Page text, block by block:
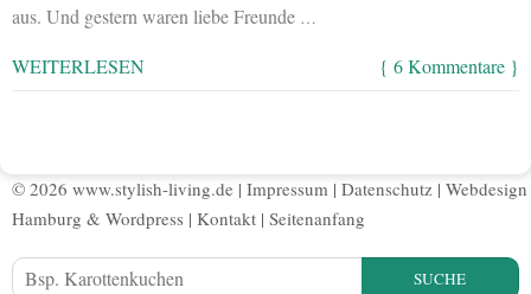
aus. Und gestern waren liebe Freunde …
WEITERLESEN { 6 Kommentare }
© 2026 www.stylish-living.de | Impressum | Datenschutz | Webdesign
Hamburg & Wordpress | Kontakt | Seitenanfang
SUCHE